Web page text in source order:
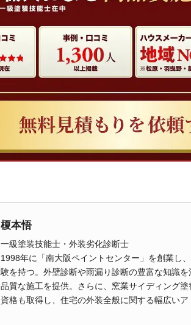
榎本悟
一級塗装技能士・外装劣化診断士
1998年に「南大阪ペイントセンター」を創業し
験を持つ。外壁診断や雨漏り診断の豊富な知識
品質な施工を提供。さらに、窯業サイディング
資格も取得し、住宅の外装全般に関する幅広いア